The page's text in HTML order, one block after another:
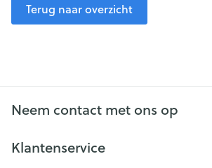
Terug naar overzicht
Neem contact met ons op
Klantenservice